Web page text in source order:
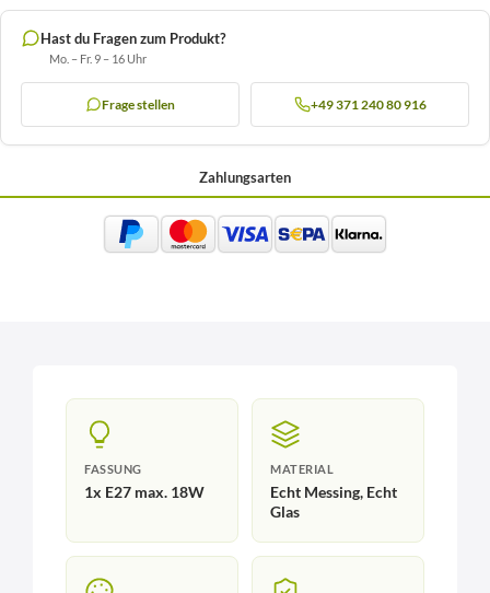
Hast du Fragen zum Produkt?
Mo. – Fr. 9 – 16 Uhr
Frage stellen +49 371 240 80 916
Zahlungsarten
FASSUNG
1x E27 max. 18W
MATERIAL
Echt Messing, Echt
Glas